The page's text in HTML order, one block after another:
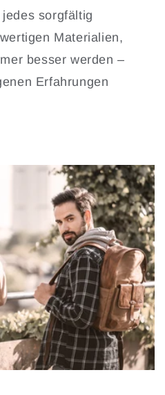
sorgfältig
Materialien,
besser werden –
Erfahrungen